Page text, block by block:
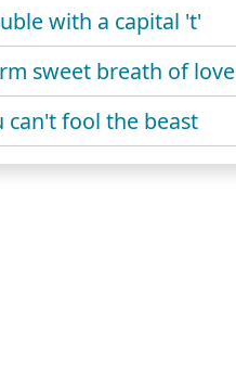
with a capital 't'
sweet breath of love
can't fool the beast